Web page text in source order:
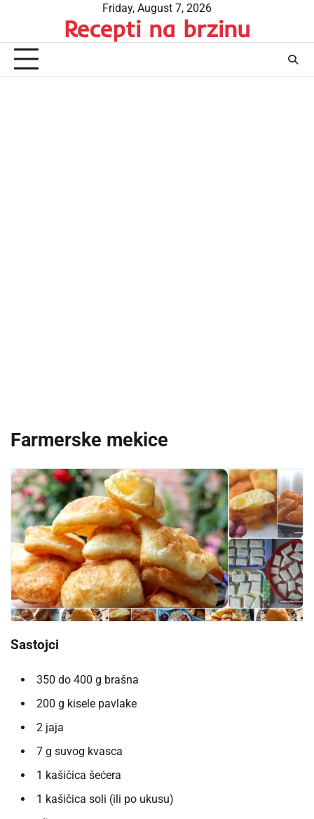
content
Friday, August 7, 2026
Recepti na brzinu
Farmerske mekice
Sastojci
350 do 400 g brašna
200 g kisele pavlake
2 jaja
7 g suvog kvasca
1 kašičica šećera
1 kašičica soli (ili po ukusu)